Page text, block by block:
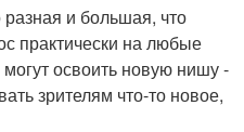
и большая, что
практически на любые
освоить новую нишу -
зрителям что-то новое,